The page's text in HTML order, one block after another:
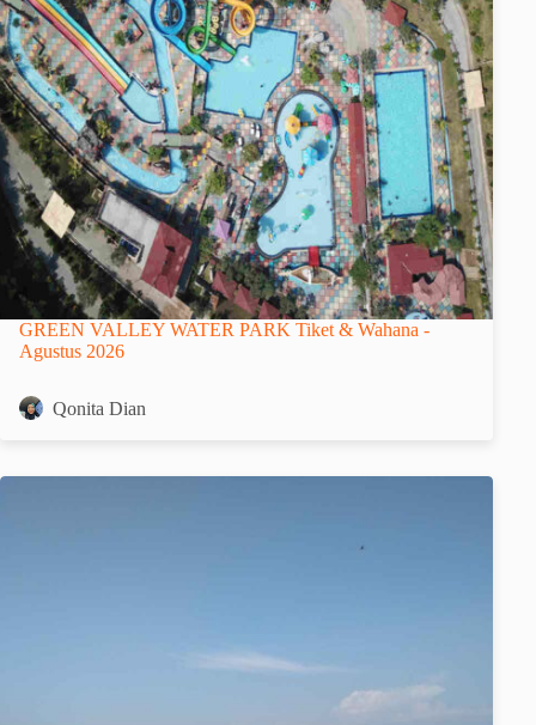
GREEN VALLEY WATER PARK Tiket & Wahana -
Agustus 2026
Qonita Dian